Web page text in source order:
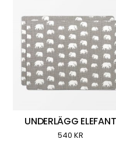
UNDERLÄGG ELEFANT
540 KR